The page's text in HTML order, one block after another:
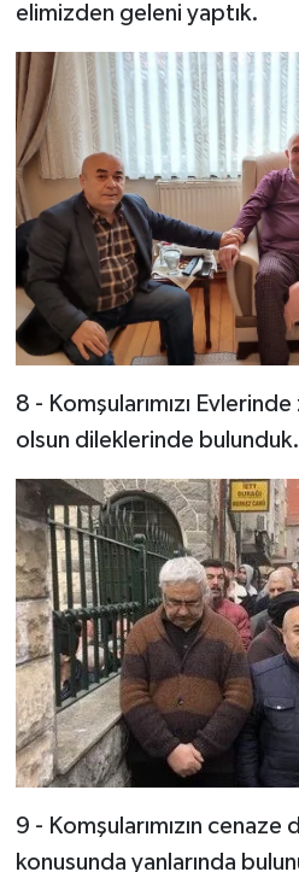
elimizden geleni yaptık.
8 - Komşularımızı
olsun dileklerinde bulunduk.
9 - Komşularımızın cenaze
konusunda yanlarında